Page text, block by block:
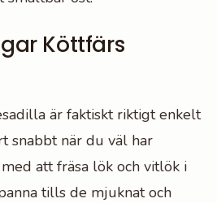
Köttfärs
är faktiskt riktigt enkelt
snabbt när du väl har
att fräsa lök och vitlök i
tills de mjuknat och